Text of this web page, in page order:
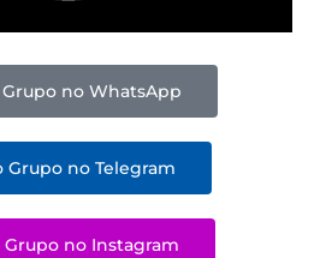
Grupo no WhatsApp
Grupo no Telegram
Grupo no Instagram